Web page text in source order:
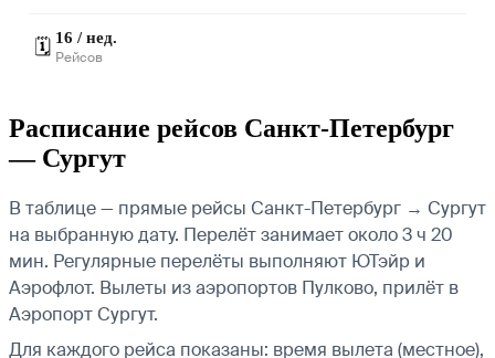
🗓️ 16 / нед.
Рейсов
Расписание рейсов Санкт-Петербург
— Сургут
В таблице — прямые рейсы Санкт-Петербург → Сургут
на выбранную дату. Перелёт занимает около 3 ч 20
мин. Регулярные перелёты выполняют ЮТэйр и
Аэрофлот. Вылеты из аэропортов Пулково, прилёт в
Аэропорт Сургут.
Для каждого рейса показаны: время вылета (местное),